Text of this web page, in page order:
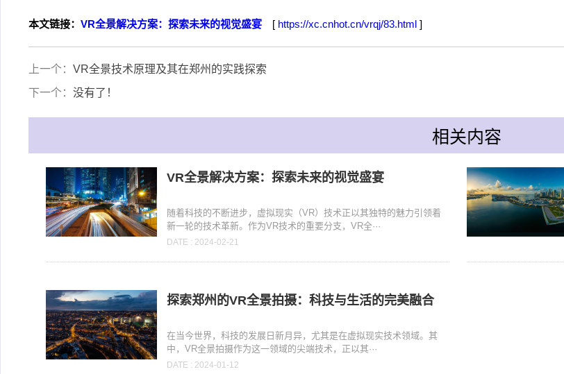
本文链接： VR全景解决方案：探索未来的视觉盛宴 [ https://xc.cnhot.cn/vrqj/83.html ]
上一个： VR全景技术原理及其在郑州的实践探索
下一个： 没有了！
相关内容
VR全景解决方案：探索未来的视觉盛宴
随着科技的不断进步，虚拟现实（VR）技术正以其独特的魅力引领着
新一轮的技术革新。作为VR技术的重要分支，VR全···
DATE : 2024-02-21
探索郑州的VR全景拍摄：科技与生活的完美融合
在当今世界，科技的发展日新月异，尤其是在虚拟现实技术领域。其
中，VR全景拍摄作为这一领域的尖端技术，正以其···
DATE : 2024-01-12